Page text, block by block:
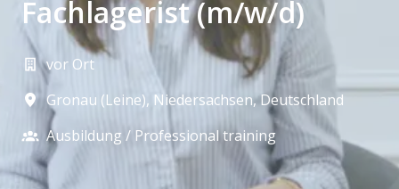
Fachlagerist (m/w/d)
vor Ort
Gronau (Leine), Niedersachsen,Deutschland
Ausbildung / Professional training